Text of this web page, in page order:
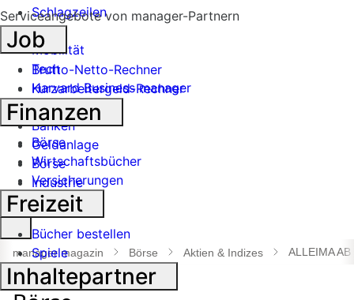
Schlagzeilen
Mobilität
Tech
Harvard Business manager
Handel
Banken
Geldanlage
Börse
Industrie
Suche
öffnen
manager magazin Börse Aktien & Indizes ALLEIMA AB
Serviceangebote von manager-Partnern
Job
Brutto-Netto-Rechner
Kurzarbeitergeld-Rechner
Finanzen
Börse
Wirtschaftsbücher
Versicherungen
Freizeit
Bücher bestellen
Spiele
Inhaltepartner